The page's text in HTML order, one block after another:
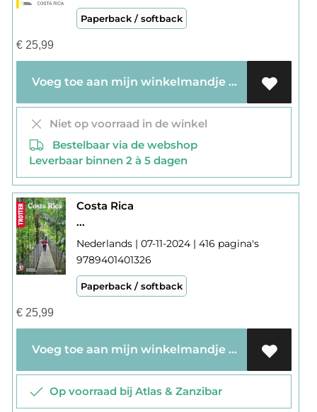
Paperback / softback
€25,99
Voeg toe aan mijn winkelmandje
Niet op voorraad in de winkel
Bestelbaar via de webshop
Leverbaar binnen 2 à 5 dagen
Costa Rica
...
Nederlands | 07-11-2024 | 416 pagina's
9789401401326
Paperback / softback
€25,99
Voeg toe aan mijn winkelmandje
Op voorraad bij Atlas & Zanzibar